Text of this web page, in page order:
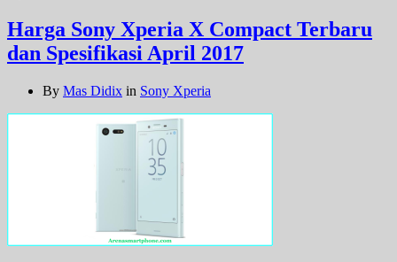
Harga Sony Xperia X Compact Terbaru
dan Spesifikasi April 2017
By Mas Didix in Sony Xperia